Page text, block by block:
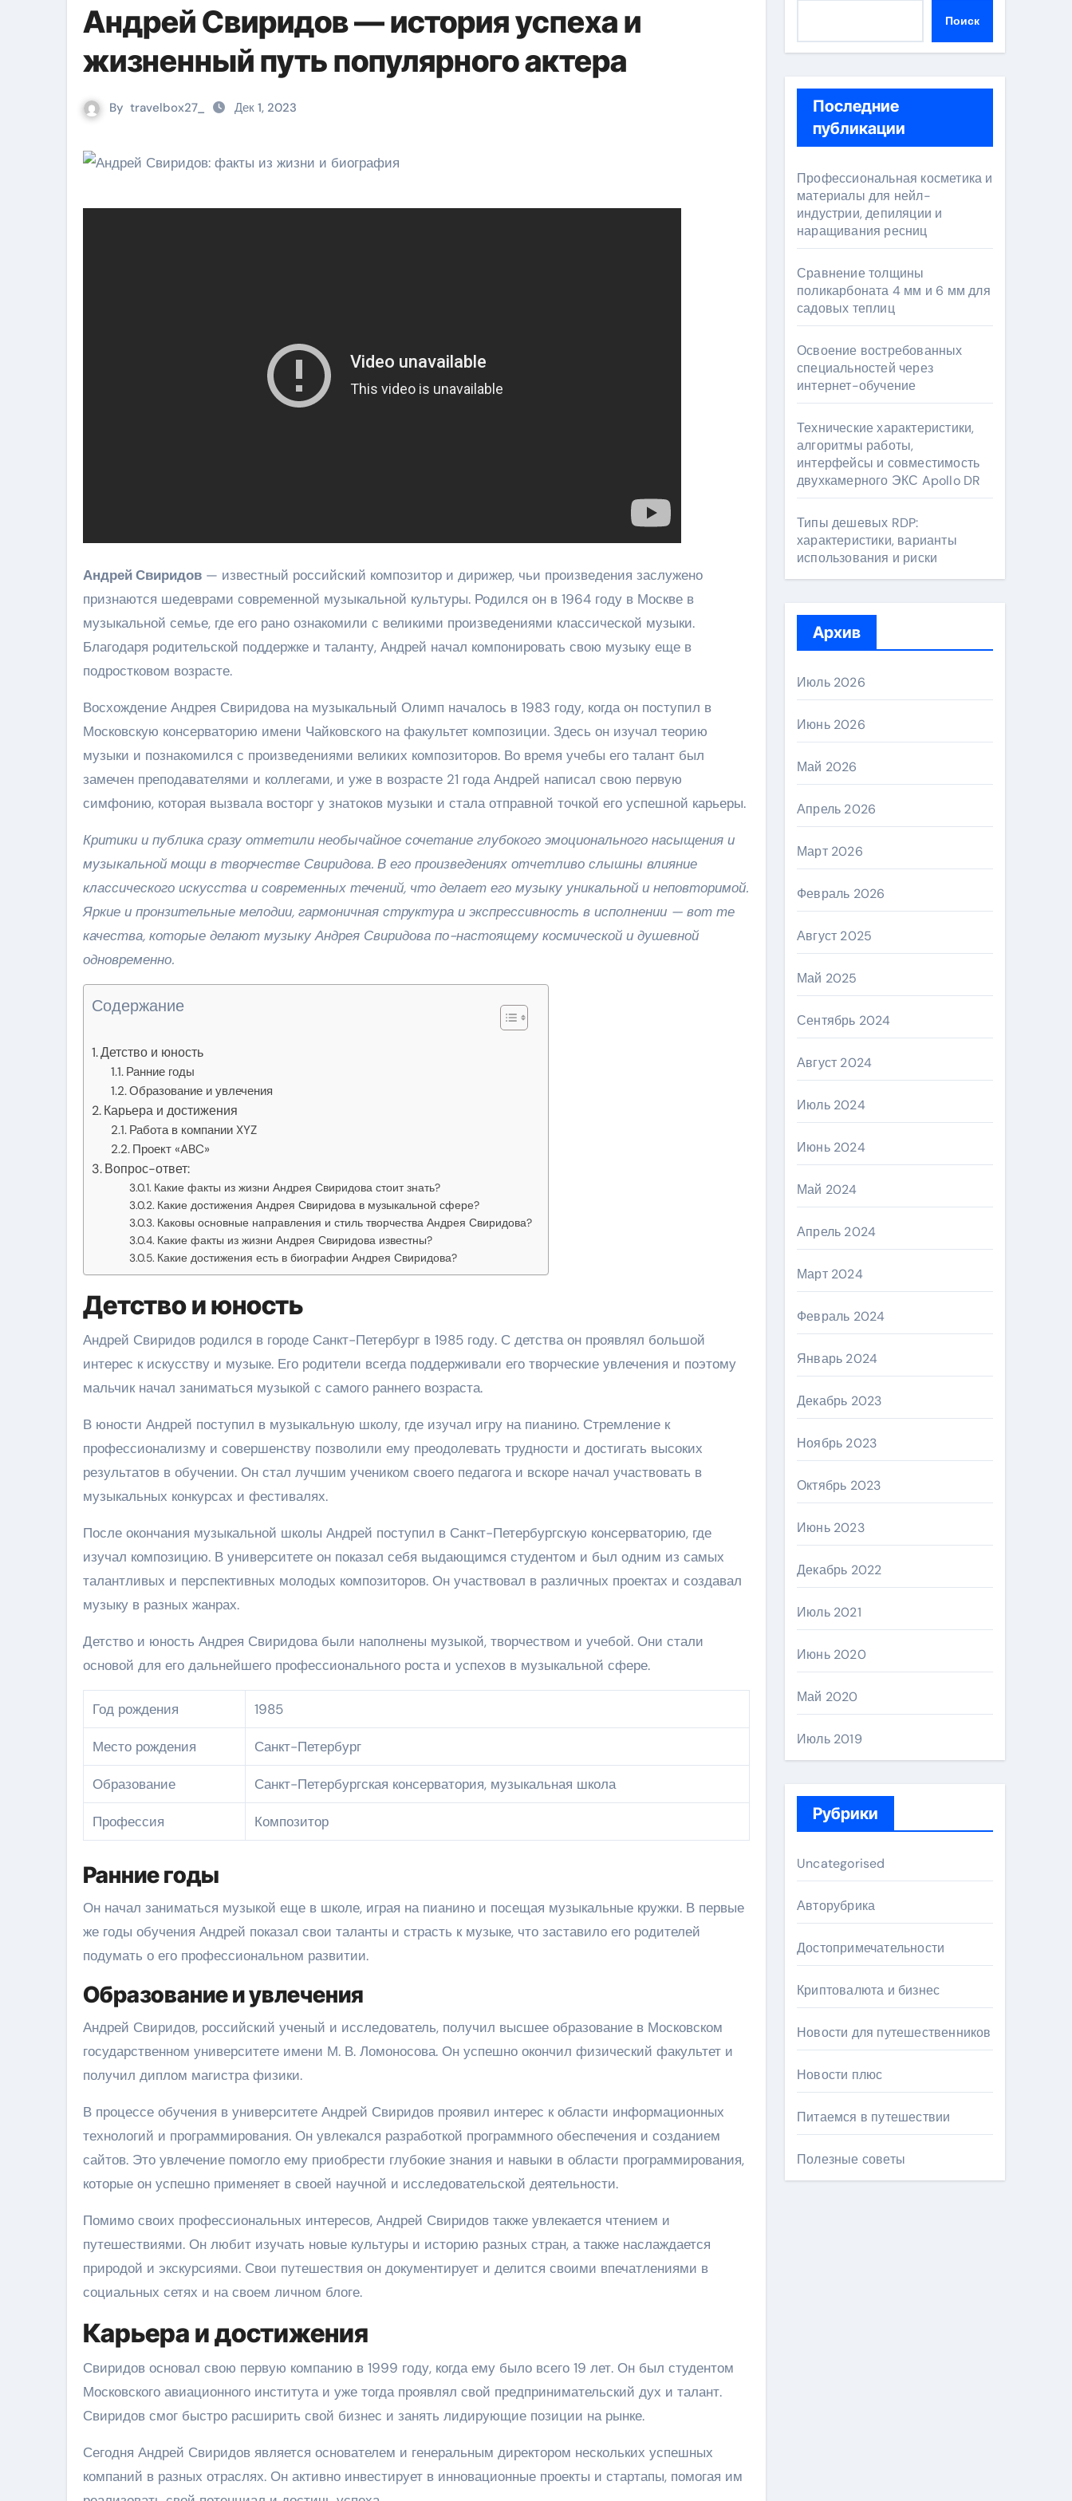
Андрей Свиридов — история успеха и
жизненный путь популярного актера
By travelbox27_ Дек 1, 2023
Андрей Свиридов — известный российский композитор и дирижер, чьи произведения заслужено
признаются шедеврами современной музыкальной культуры. Родился он в 1964 году в Москве в
музыкальной семье, где его рано ознакомили с великими произведениями классической музыки.
Благодаря родительской поддержке и таланту, Андрей начал компонировать свою музыку еще в
подростковом возрасте.
Восхождение Андрея Свиридова на музыкальный Олимп началось в 1983 году, когда он поступил в
Московскую консерваторию имени Чайковского на факультет композиции. Здесь он изучал теорию
музыки и познакомился с произведениями великих композиторов. Во время учебы его талант был
замечен преподавателями и коллегами, и уже в возрасте 21 года Андрей написал свою первую
симфонию, которая вызвала восторг у знатоков музыки и стала отправной точкой его успешной карьеры.
Критики и публика сразу отметили необычайное сочетание глубокого эмоционального насыщения и
музыкальной мощи в творчестве Свиридова. В его произведениях отчетливо слышны влияние
классического искусства и современных течений, что делает его музыку уникальной и неповторимой.
Яркие и пронзительные мелодии, гармоничная структура и экспрессивность в исполнении — вот те
качества, которые делают музыку Андрея Свиридова по-настоящему космической и душевной
одновременно.
Содержание
Детство и юность
Ранние годы
Образование и увлечения
Карьера и достижения
Работа в компании XYZ
Проект «ABC»
Вопрос-ответ:
Какие факты из жизни Андрея Свиридова стоит знать?
Какие достижения Андрея Свиридова в музыкальной сфере?
Каковы основные направления и стиль творчества Андрея Свиридова?
Какие факты из жизни Андрея Свиридова известны?
Какие достижения есть в биографии Андрея Свиридова?
Детство и юность
Андрей Свиридов родился в городе Санкт-Петербург в 1985 году. С детства он проявлял большой
интерес к искусству и музыке. Его родители всегда поддерживали его творческие увлечения и поэтому
мальчик начал заниматься музыкой с самого раннего возраста.
В юности Андрей поступил в музыкальную школу, где изучал игру на пианино. Стремление к
профессионализму и совершенству позволили ему преодолевать трудности и достигать высоких
результатов в обучении. Он стал лучшим учеником своего педагога и вскоре начал участвовать в
музыкальных конкурсах и фестивалях.
После окончания музыкальной школы Андрей поступил в Санкт-Петербургскую консерваторию, где
изучал композицию. В университете он показал себя выдающимся студентом и был одним из самых
талантливых и перспективных молодых композиторов. Он участвовал в различных проектах и создавал
музыку в разных жанрах.
Детство и юность Андрея Свиридова были наполнены музыкой, творчеством и учебой. Они стали
основой для его дальнейшего профессионального роста и успехов в музыкальной сфере.
Год рождения 1985
Место рождения Санкт-Петербург
Образование Санкт-Петербургская консерватория, музыкальная школа
Профессия Композитор
Ранние годы
Он начал заниматься музыкой еще в школе, играя на пианино и посещая музыкальные кружки. В первые
же годы обучения Андрей показал свои таланты и страсть к музыке, что заставило его родителей
подумать о его профессиональном развитии.
Образование и увлечения
Андрей Свиридов, российский ученый и исследователь, получил высшее образование в Московском
государственном университете имени М. В. Ломоносова. Он успешно окончил физический факультет и
получил диплом магистра физики.
В процессе обучения в университете Андрей Свиридов проявил интерес к области информационных
технологий и программирования. Он увлекался разработкой программного обеспечения и созданием
сайтов. Это увлечение помогло ему приобрести глубокие знания и навыки в области программирования,
которые он успешно применяет в своей научной и исследовательской деятельности.
Помимо своих профессиональных интересов, Андрей Свиридов также увлекается чтением и
путешествиями. Он любит изучать новые культуры и историю разных стран, а также наслаждается
природой и экскурсиями. Свои путешествия он документирует и делится своими впечатлениями в
социальных сетях и на своем личном блоге.
Карьера и достижения
Свиридов основал свою первую компанию в 1999 году, когда ему было всего 19 лет. Он был студентом
Московского авиационного института и уже тогда проявлял свой предпринимательский дух и талант.
Свиридов смог быстро расширить свой бизнес и занять лидирующие позиции на рынке.
Сегодня Андрей Свиридов является основателем и генеральным директором нескольких успешных
компаний в разных отраслях. Он активно инвестирует в инновационные проекты и стартапы, помогая им
Поиск
Последние
публикации
Профессиональная косметика и
материалы для нейл-
индустрии, депиляции и
наращивания ресниц
Сравнение толщины
поликарбоната 4 мм и 6 мм для
садовых теплиц
Освоение востребованных
специальностей через
интернет-обучение
Технические характеристики,
алгоритмы работы,
интерфейсы и совместимость
двухкамерного ЭКС Apollo DR
Типы дешевых RDP:
характеристики, варианты
использования и риски
Архив
Июль 2026
Июнь 2026
Май 2026
Апрель 2026
Март 2026
Февраль 2026
Август 2025
Май 2025
Сентябрь 2024
Август 2024
Июль 2024
Июнь 2024
Май 2024
Апрель 2024
Март 2024
Февраль 2024
Январь 2024
Декабрь 2023
Ноябрь 2023
Октябрь 2023
Июнь 2023
Декабрь 2022
Июль 2021
Июнь 2020
Май 2020
Июль 2019
Рубрики
Uncategorised
Авторубрика
Достопримечательности
Криптовалюта и бизнес
Новости для путешественников
Новости плюс
Питаемся в путешествии
Полезные советы